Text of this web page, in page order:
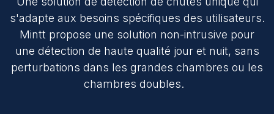
s'adapte aux besoins spécifiques des utilisateurs.
Mintt propose une solution non-intrusive pour
une détection de haute qualité jour et nuit, sans
perturbations dans les grandes chambres ou les
chambres doubles.